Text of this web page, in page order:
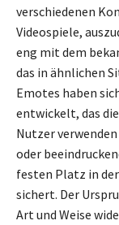
verschiedenen
Videospiele,
eng mit dem
das in ähnlichen
Emotes haben
entwickelt, das
Nutzer
oder
festen Platz in
sichert. Der
Art und Weise